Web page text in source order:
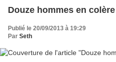
Douze hommes en
Publié le 20/09/2013 à 19:29
Par Seth